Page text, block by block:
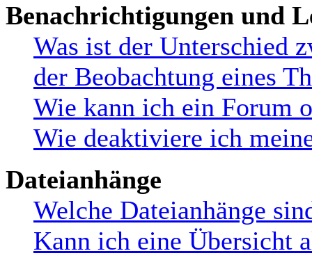
Benachrichtigungen und
Was ist der Unterschied
der Beobachtung eines
Wie kann ich ein Forum
Wie deaktiviere ich
Dateianhänge
Welche Dateianhänge
Kann ich eine Übersicht